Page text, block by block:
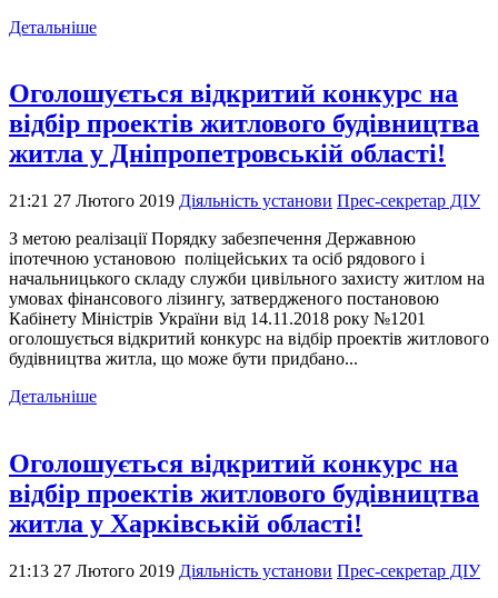
Детальніше
Оголошується відкритий конкурс на
відбір проектів житлового будівництва
житла у Дніпропетровській області!
21:21 27 Лютого 2019 Діяльність установи Прес-секретар ДІУ
З метою реалізації Порядку забезпечення Державною
іпотечною установою поліцейських та осіб рядового і
начальницького складу служби цивільного захисту житлом на
умовах фінансового лізингу, затвердженого постановою
Кабінету Міністрів України від 14.11.2018 року №1201
оголошується відкритий конкурс на відбір проектів житлового
будівництва житла, що може бути придбано...
Детальніше
Оголошується відкритий конкурс на
відбір проектів житлового будівництва
житла у Харківській області!
21:13 27 Лютого 2019 Діяльність установи Прес-секретар ДІУ